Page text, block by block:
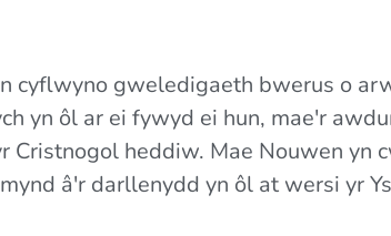
cyflwyno gweledigaeth bwerus o
yn ôl ar ei fywyd ei hun, mae'r
heddiw. Mae Nouwen yn
â'r darllenydd yn ôl at wersi yr